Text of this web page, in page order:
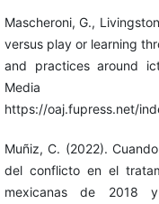
Mascheroni, G.,
versus play or learning
and practices around
Media
https://oaj.fupress.net/
Muñiz, C. (2022).
del conflicto en el
mexicanas de 2018